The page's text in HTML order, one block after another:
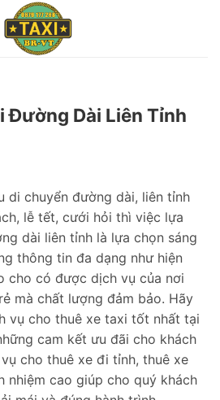
Đường Dài Liên Tỉnh
di chuyển đường dài, liên tỉnh
lễ tết, cưới hỏi thì việc lựa
dài liên tỉnh là lựa chọn sáng
thông tin đa dạng như hiện
cho có được dịch vụ của nơi
mà chất lượng đảm bảo. Hãy
vụ cho thuê xe taxi tốt nhất tại
cam kết ưu đãi cho khách
cho thuê xe đi tỉnh, thuê xe
nhiệm cao giúp cho quý khách